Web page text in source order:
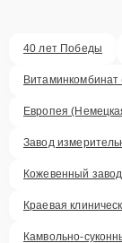
40 лет Победы
Европея
Завод
Кожевенный
Краевая
Камвольно-